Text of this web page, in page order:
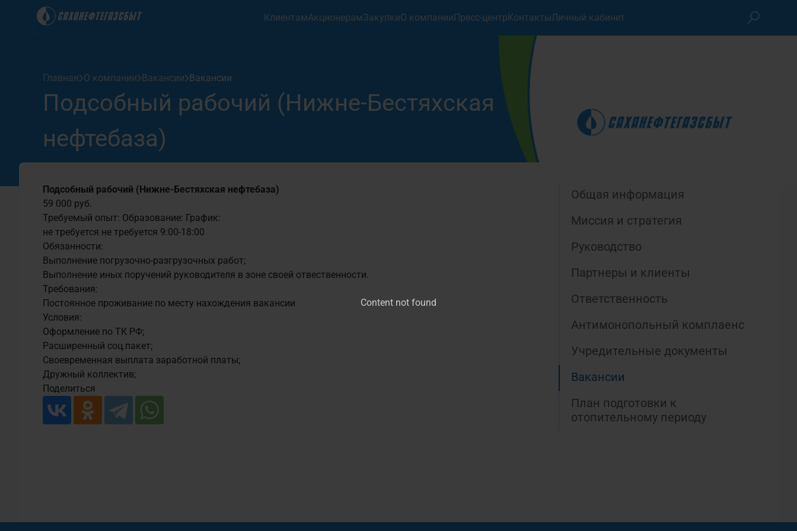
Content not found
КлиентамАкционерамЗакупкиО компанииПресс-центрКонтактыЛичный кабинет
Вход для держателей
карт "Саханефтегазсбыт"
ЛК клиента
+7 (914) 272-02-00
Руководство пользователя
Вход
Закупки
Пресс-центр
Контакты
Личный кабинет
Главная О компании Вакансии Вакансии
Подсобный рабочий (Нижне-Бестяхская
нефтебаза)
Подсобный рабочий (Нижне-Бестяхская нефтебаза)
59 000 руб.
Требуемый опыт: Образование: График:
не требуется не требуется 9:00-18:00
Обязанности:
Выполнение погрузочно-разгрузочных работ;
Выполнение иных поручений руководителя в зоне своей отвественности.
Требования:
Постоянное проживание по месту нахождения вакансии
Условия:
Оформление по ТК РФ;
Расширенный соц.пакет;
Своевременная выплата заработной платы;
Дружный коллектив;
Поделиться
Общая информация
Миссия и стратегия
Руководство
Партнеры и клиенты
Ответственность
Антимонопольный комплаенс
Учредительные документы
Вакансии
План подготовки к
отопительному периоду